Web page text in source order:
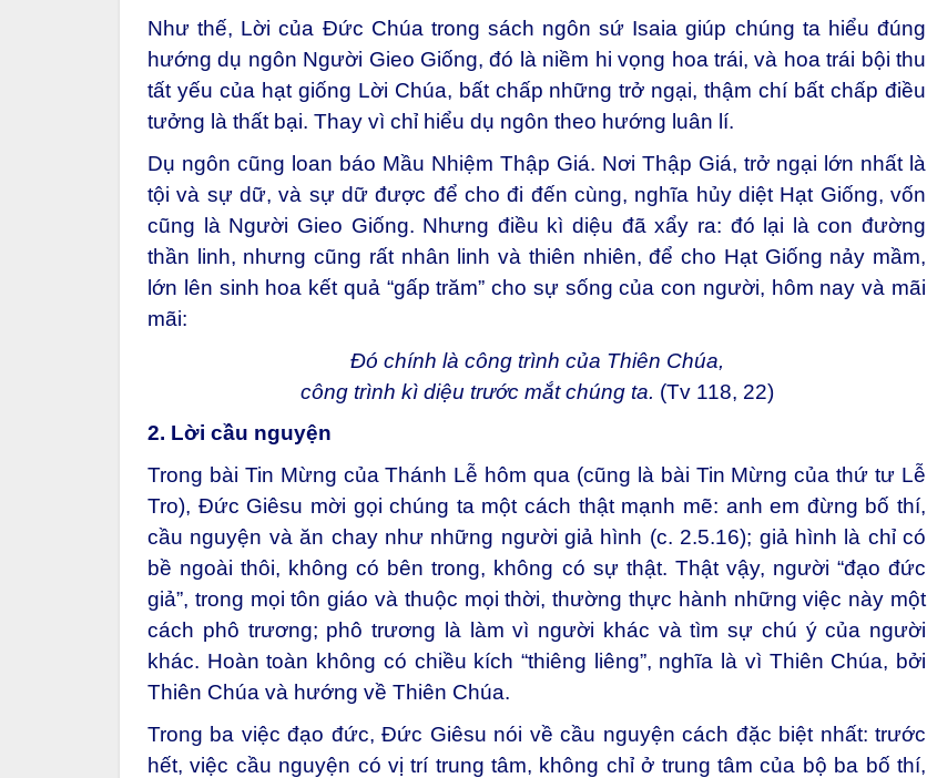
Như thế, Lời của Đức Chúa trong sách ngôn sứ Isaia giúp chúng ta hiểu đúng
hướng dụ ngôn Người Gieo Giống, đó là niềm hi vọng hoa trái, và hoa trái bội thu
tất yếu của hạt giống Lời Chúa, bất chấp những trở ngại, thậm chí bất chấp điều
tưởng là thất bại. Thay vì chỉ hiểu dụ ngôn theo hướng luân lí.
Dụ ngôn cũng loan báo Mầu Nhiệm Thập Giá. Nơi Thập Giá, trở ngại lớn nhất là
tội và sự dữ, và sự dữ được để cho đi đến cùng, nghĩa hủy diệt Hạt Giống, vốn
cũng là Người Gieo Giống. Nhưng điều kì diệu đã xẩy ra: đó lại là con đường
thần linh, nhưng cũng rất nhân linh và thiên nhiên, để cho Hạt Giống nảy mầm,
lớn lên sinh hoa kết quả “gấp trăm” cho sự sống của con người, hôm nay và mãi
mãi:
Đó chính là công trình của Thiên Chúa,
công trình kì diệu trước mắt chúng ta. (Tv 118, 22)
2. Lời cầu nguyện
Trong bài Tin Mừng của Thánh Lễ hôm qua (cũng là bài Tin Mừng của thứ tư Lễ
Tro), Đức Giêsu mời gọi chúng ta một cách thật mạnh mẽ: anh em đừng bố thí,
cầu nguyện và ăn chay như những người giả hình (c. 2.5.16); giả hình là chỉ có
bề ngoài thôi, không có bên trong, không có sự thật. Thật vậy, người “đạo đức
giả”, trong mọi tôn giáo và thuộc mọi thời, thường thực hành những việc này một
cách phô trương; phô trương là làm vì người khác và tìm sự chú ý của người
khác. Hoàn toàn không có chiều kích “thiêng liêng”, nghĩa là vì Thiên Chúa, bởi
Thiên Chúa và hướng về Thiên Chúa.
Trong ba việc đạo đức, Đức Giêsu nói về cầu nguyện cách đặc biệt nhất: trước
hết, việc cầu nguyện có vị trí trung tâm, không chỉ ở trung tâm của bộ ba bố thí,